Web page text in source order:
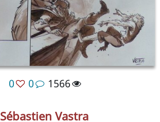
0 0 1566
Sébastien Vastra